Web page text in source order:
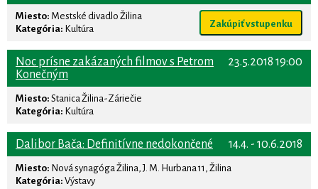
Zakúpiť vstupenku
Miesto: Mestské divadlo Žilina
Kategória: Kultúra
23.5.2018 19:00
Noc prísne zakázaných filmov s Petrom
Konečným
Miesto: Stanica Žilina-Záriečie
Kategória: Kultúra
14.4. - 10.6.2018
Dalibor Bača: Definitívne nedokončené
Miesto: Nová synagóga Žilina, J. M. Hurbana 11, Žilina
Kategória: Výstavy